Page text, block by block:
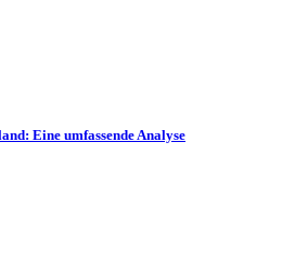
Eine umfassende Analyse